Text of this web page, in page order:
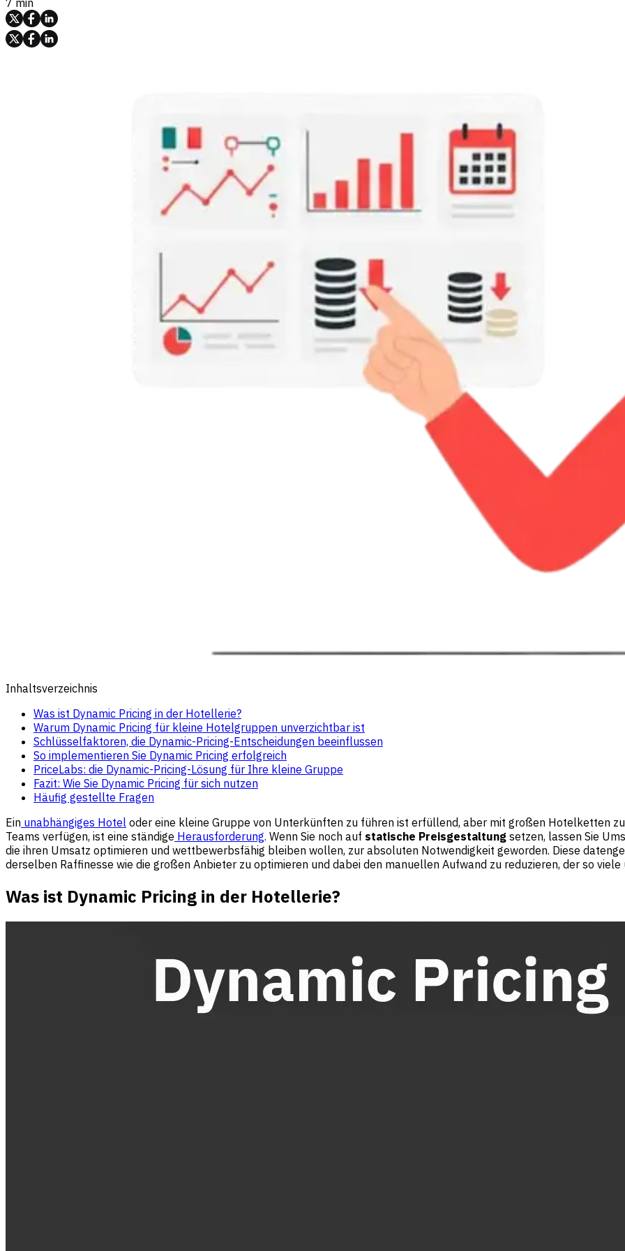
Inhaltsverzeichnis
Was ist Dynamic Pricing in der Hotellerie?
Warum Dynamic Pricing für kleine Hotelgruppen unverzichtbar ist
Schlüsselfaktoren, die Dynamic-Pricing-Entscheidungen beeinflussen
So implementieren Sie Dynamic Pricing erfolgreich
PriceLabs: die Dynamic-Pricing-Lösung für Ihre kleine Gruppe
Fazit: Wie Sie Dynamic Pricing für sich nutzen
Häufig gestellte Fragen
Ein unabhängiges Hotel oder eine kleine Gruppe von Unterkünften zu führen ist erfüllend, aber mit großen Hotelketten
Teams verfügen, ist eine ständige Herausforderung. Wenn Sie noch auf statische Preisgestaltung setzen, lassen Sie
die ihren Umsatz optimieren und wettbewerbsfähig bleiben wollen, zur absoluten Notwendigkeit geworden. Diese
derselben Raffinesse wie die großen Anbieter zu optimieren und dabei den manuellen Aufwand zu reduzieren, der so
Was ist Dynamic Pricing in der Hotellerie?